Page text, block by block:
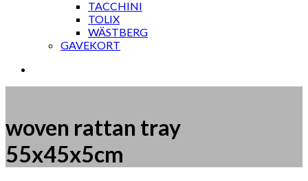
TACCHINI
TOLIX
WÄSTBERG
GAVEKORT
woven rattan tray
55x45x5cm